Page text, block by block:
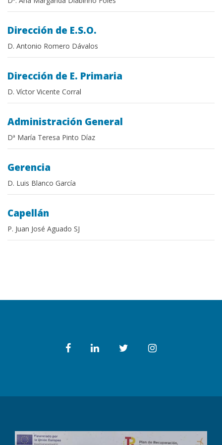
Dirección de E.S.O.
D. Antonio Romero Dávalos
Dirección de E. Primaria
D. Víctor Vicente Corral
Administración General
Dª María Teresa Pinto Díaz
Gerencia
D. Luis Blanco García
Capellán
P. Juan José Aguado SJ